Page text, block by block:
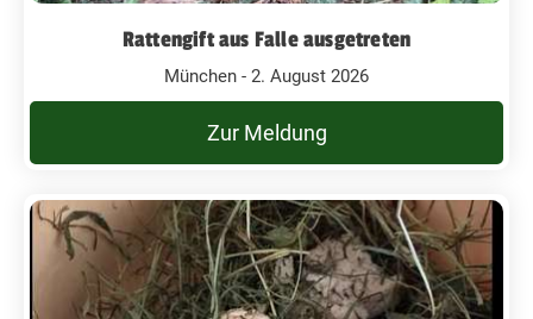
Rattengift aus Falle ausgetreten
München - 2. August 2026
Zur Meldung